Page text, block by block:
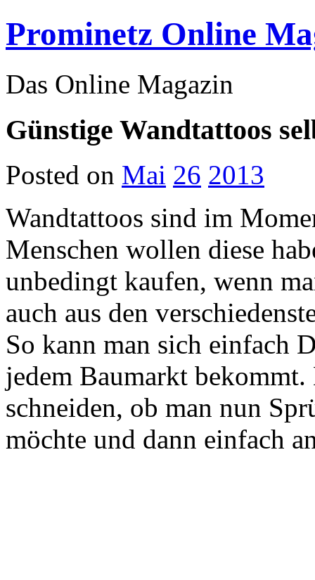
Prominetz Online
Das Online Magazin
Günstige Wandtattoos
Posted on Mai 26 2013
Wandtattoos sind im
Menschen wollen diese
unbedingt kaufen, wenn
auch aus den
So kann man sich einfach
jedem Baumarkt
schneiden, ob man nun
möchte und dann einfach